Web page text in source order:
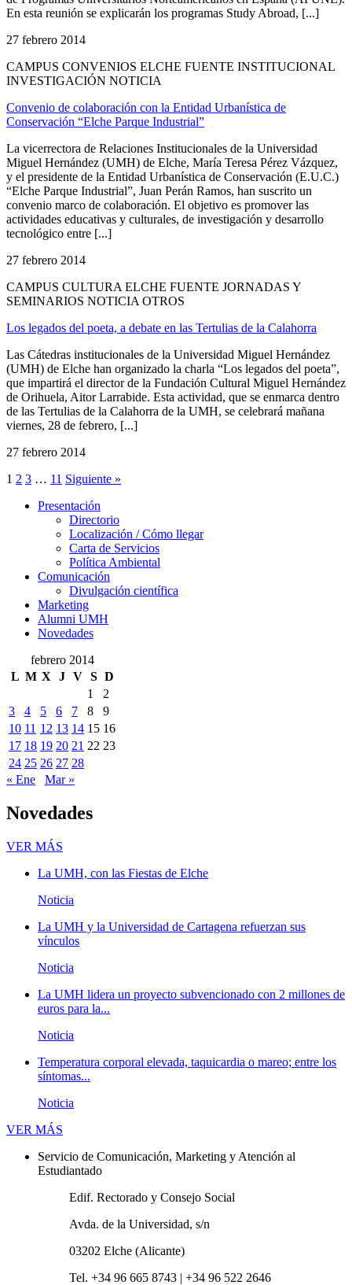
En esta reunión se explicarán los programas Study Abroad, [...]
27 febrero 2014
CAMPUS CONVENIOS ELCHE FUENTE INSTITUCIONAL
INVESTIGACIÓN NOTICIA
Convenio de colaboración con la Entidad Urbanística de
Conservación “Elche Parque Industrial”
La vicerrectora de Relaciones Institucionales de la Universidad
Miguel Hernández (UMH) de Elche, María Teresa Pérez Vázquez,
y el presidente de la Entidad Urbanística de Conservación (E.U.C.)
“Elche Parque Industrial”, Juan Perán Ramos, han suscrito un
convenio marco de colaboración. El objetivo es promover las
actividades educativas y culturales, de investigación y desarrollo
tecnológico entre [...]
27 febrero 2014
CAMPUS CULTURA ELCHE FUENTE JORNADAS Y
SEMINARIOS NOTICIA OTROS
Los legados del poeta, a debate en las Tertulias de la Calahorra
Las Cátedras institucionales de la Universidad Miguel Hernández
(UMH) de Elche han organizado la charla “Los legados del poeta”,
que impartirá el director de la Fundación Cultural Miguel Hernández
de Orihuela, Aitor Larrabide. Esta actividad, que se enmarca dentro
de las Tertulias de la Calahorra de la UMH, se celebrará mañana
viernes, 28 de febrero, [...]
27 febrero 2014
1 2 3 … 11 Siguiente »
Presentación
Presentación
Directorio
Localización / Cómo llegar
Carta de Servicios
Política Ambiental
Comunicación
Comunicación
Divulgación científica
Marketing
Alumni UMH
Novedades
febrero 2014
L M X J V S D
1
2
3
4 5 6 7 8
9
10 11 12 13 14 15 16
17 18 19 20 21 22 23
24 25 26 27 28
« Ene
Mar »
Novedades
VER MÁS
La UMH, con las Fiestas de Elche
Noticia
La UMH y la Universidad de Cartagena refuerzan sus
vínculos
Noticia
La UMH lidera un proyecto subvencionado con 2 millones de
euros para la...
Noticia
Temperatura corporal elevada, taquicardia o mareo; entre los
síntomas...
Noticia
VER MÁS
Servicio de Comunicación, Marketing y Atención al
Estudiantado
Edif. Rectorado y Consejo Social
Avda. de la Universidad, s/n
03202 Elche (Alicante)
Tel. +34 96 665 8743 | +34 96 522 2646